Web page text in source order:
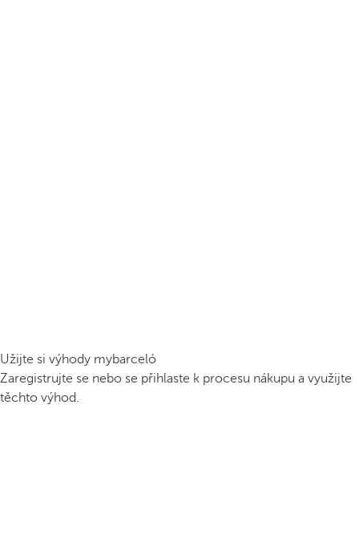
Užijte si výhody mybarceló
Zaregistrujte se nebo se přihlaste k procesu nákupu a využijte
těchto výhod.